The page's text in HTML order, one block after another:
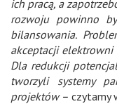
ich pracą, a
rozwoju powinno
bilansowania.
akceptacji elektrowni
Dla redukcji
tworzyli systemy
projektów – czytamy